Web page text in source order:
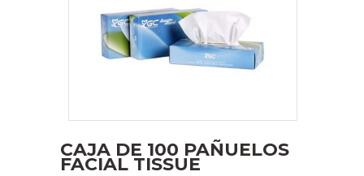
CAJA DE 100 PAÑUELOS
FACIAL TISSUE